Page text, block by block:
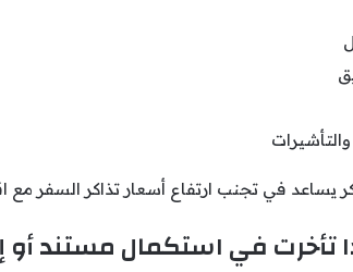
يساعد في تجنب ارتفاع أسعار تذاكر السفر مع
تأخرت في استكمال مستند أو